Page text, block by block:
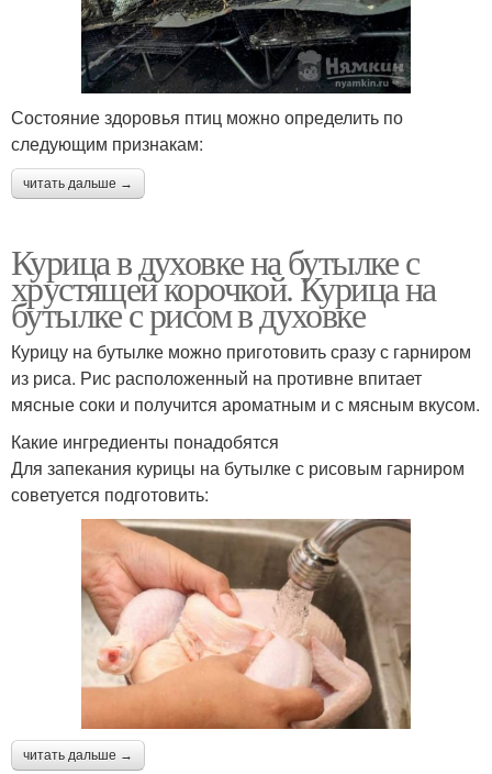
Состояние здоровья птиц можно определить по
следующим признакам:
читать дальше →
Курица в духовке на бутылке с
хрустящей корочкой. Курица на
бутылке с рисом в духовке
Курицу на бутылке можно приготовить сразу с гарниром
из риса. Рис расположенный на противне впитает
мясные соки и получится ароматным и с мясным вкусом.
Какие ингредиенты понадобятся
Для запекания курицы на бутылке с рисовым гарниром
советуется подготовить:
читать дальше →